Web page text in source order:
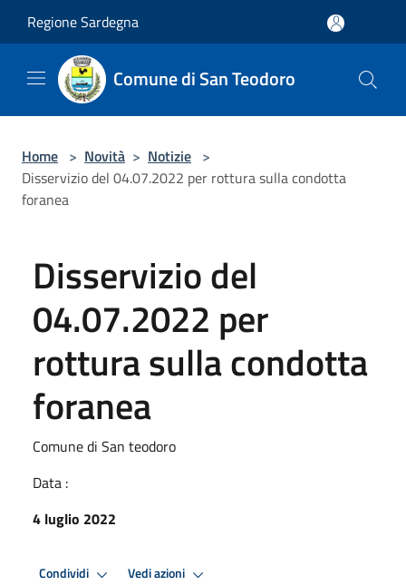
Regione Sardegna
Comune di San Teodoro
Home > Novità > Notizie >
Disservizio del 04.07.2022 per rottura sulla condotta
foranea
Disservizio del
04.07.2022 per
rottura sulla condotta
foranea
Comune di San teodoro
Data :
4 luglio 2022
Condividi Vedi azioni